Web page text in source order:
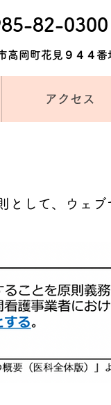
82-0300
高岡町花見９４４番
アクセス
として、ウェブ